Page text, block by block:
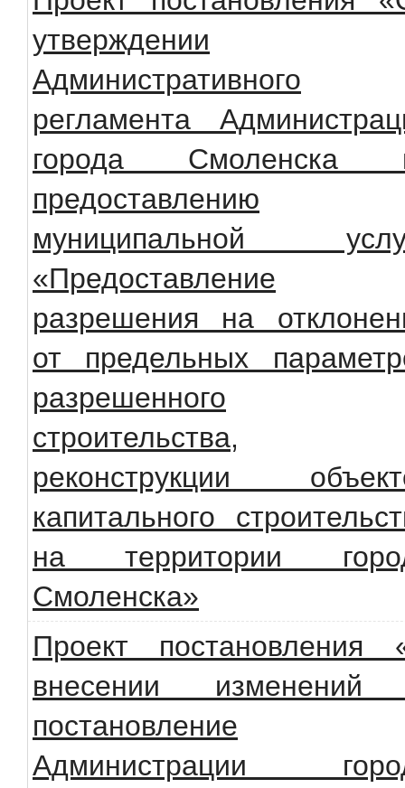
утверждении
Административного
регламента
города Смоленска
предоставлению
муниципальной
«Предоставление
разрешения на
от предельных
разрешенного
строительства,
реконструкции
капитального
на территории
Смоленска»
Проект постановления
внесении
постановление
Администрации